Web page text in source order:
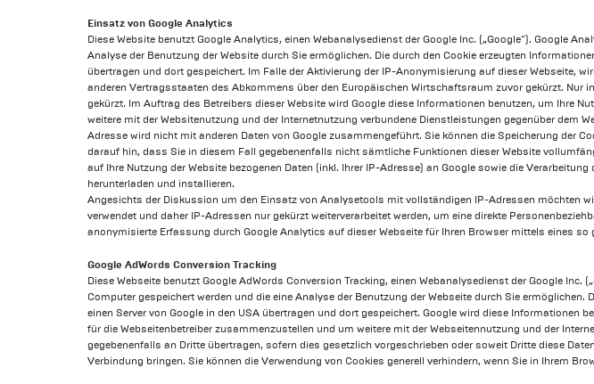
Einsatz von Google Analytics
Diese Website benutzt Google Analytics, einen Webanalysedienst der Google Inc. („Google“). Google
Analyse der Benutzung der Website durch Sie ermöglichen. Die durch den Cookie erzeugten
übertragen und dort gespeichert. Im Falle der Aktivierung der IP-Anonymisierung auf dieser Webseite,
anderen Vertragsstaaten des Abkommens über den Europäischen Wirtschaftsraum zuvor gekürzt. Nur
gekürzt. Im Auftrag des Betreibers dieser Website wird Google diese Informationen benutzen, um Ihre
weitere mit der Websitenutzung und der Internetnutzung verbundene Dienstleistungen gegenüber dem
Adresse wird nicht mit anderen Daten von Google zusammengeführt. Sie können die Speicherung der
darauf hin, dass Sie in diesem Fall gegebenenfalls nicht sämtliche Funktionen dieser Website
auf Ihre Nutzung der Website bezogenen Daten (inkl. Ihrer IP-Adresse) an Google sowie die
herunterladen und installieren.
Angesichts der Diskussion um den Einsatz von Analysetools mit vollständigen IP-Adressen möchten
verwendet und daher IP-Adressen nur gekürzt weiterverarbeitet werden, um eine direkte
anonymisierte Erfassung durch Google Analytics auf dieser Webseite für Ihren Browser mittels eines so
Google AdWords Conversion Tracking
Diese Webseite benutzt Google AdWords Conversion Tracking, einen Webanalysedienst der Google Inc.
Computer gespeichert werden und die eine Analyse der Benutzung der Webseite durch Sie
einen Server von Google in den USA übertragen und dort gespeichert. Google wird diese Informationen
für die Webseitenbetreiber zusammenzustellen und um weitere mit der Webseitennutzung und der
gegebenenfalls an Dritte übertragen, sofern dies gesetzlich vorgeschrieben oder soweit Dritte diese
Verbindung bringen. Sie können die Verwendung von Cookies generell verhindern, wenn Sie in Ihrem